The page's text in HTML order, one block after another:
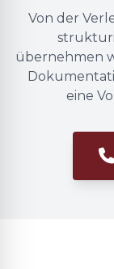
Von der
übernehmen
eine